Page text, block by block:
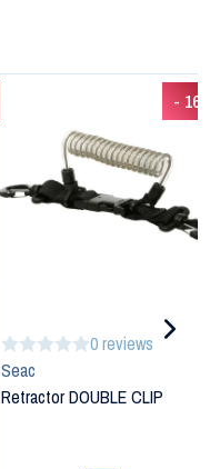
-
0 reviews
Seac
Retractor DOUBLE CLIP